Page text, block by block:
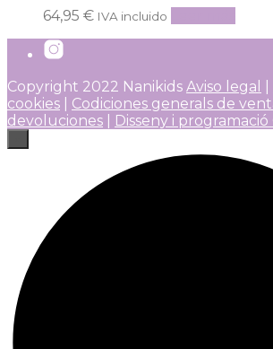
64,95 € IVA incluido
Copyright 2022 Nanikids Aviso legal
cookies
Codiciones generals de
devoluciones
Disseny i